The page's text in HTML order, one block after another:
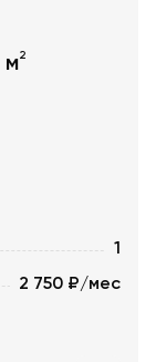
м2
1
2 750 ₽/мес